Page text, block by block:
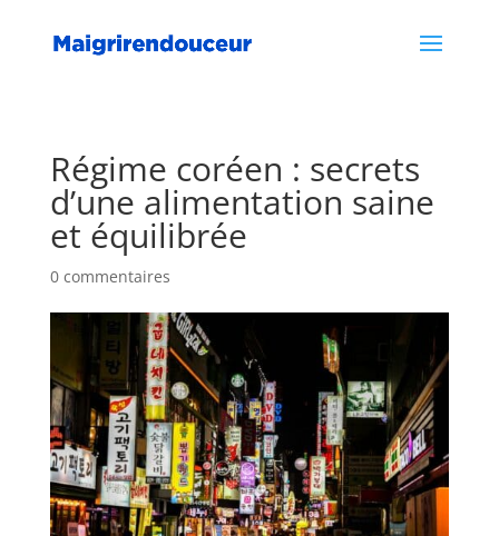
Régime coréen : secrets
d’une alimentation saine
et équilibrée
0 commentaires